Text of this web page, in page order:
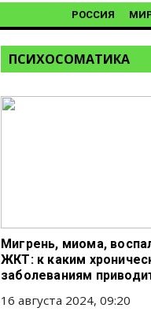
РОССИЯ
ПСИХОСОМАТИКА
Мигрень, миома,
ЖКТ: к каким
заболеваниям
16 августа 2024, 09:20